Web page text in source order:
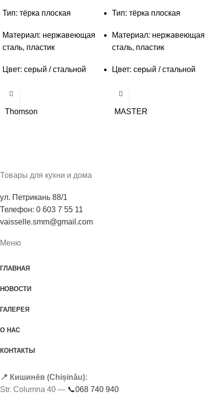
Тип: тёрка плоская
Материал: нержавеющая
сталь, пластик
Цвет: серый / стальной
Тип: тёрка плоская
Материал: нержавеющая
сталь, пластик
Цвет: серый / стальной
Thomson MASTER
Товары для кухни и дома
ул. Петрикань 88/1
Телефон: 0 603 7 55 11
vaisselle.smm@gmail.com
Меню
ГЛАВНАЯ
НОВОСТИ
ГАЛЕРЕЯ
О НАС
КОНТАКТЫ
📍 Кишинёв (Chișinău):
Str. Columna 40 — 📞068 740 940